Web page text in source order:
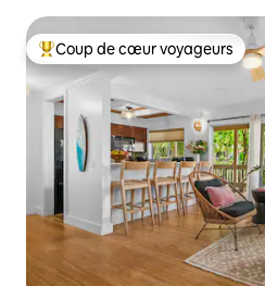
Coups de cœur voyageurs les
Coup de cœur voyageurs